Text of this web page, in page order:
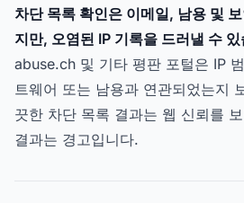
차단 목록 확인은 이메일, 남용 및
지만, 오염된 IP 기록을 드러낼 수
abuse.ch 및 기타 평판 포털은 IP
트웨어 또는 남용과 연관되었는지
끗한 차단 목록 결과는 웹 신뢰를
결과는 경고입니다.